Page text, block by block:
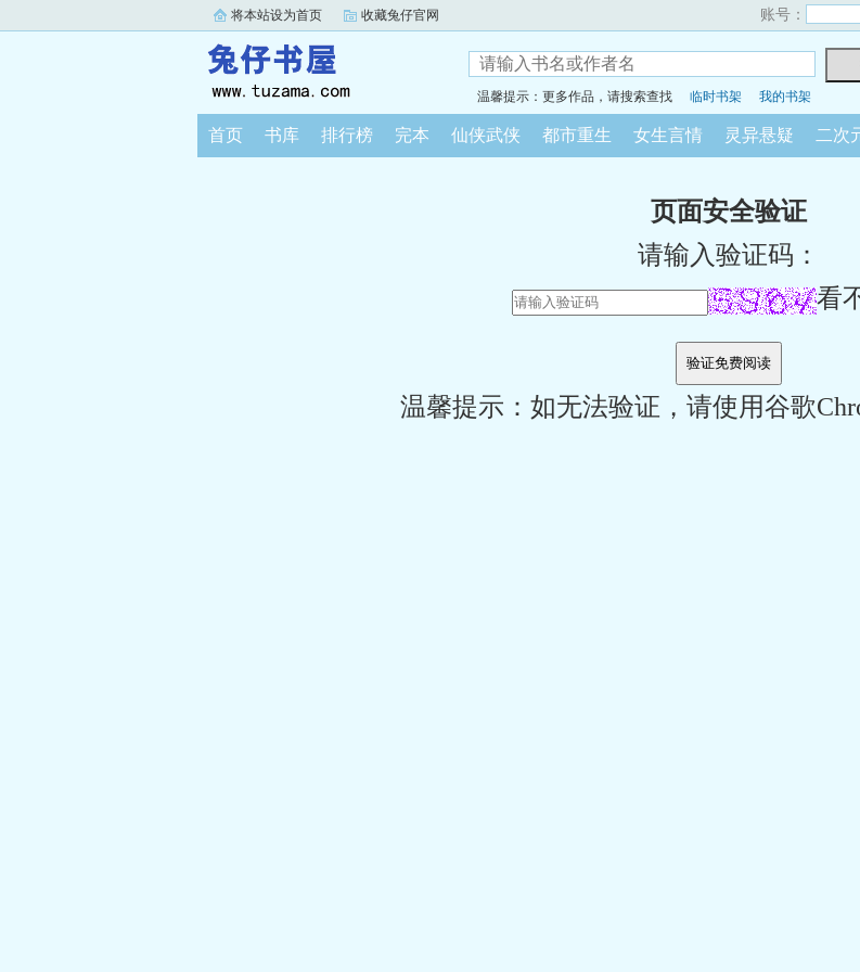
将本站设为首页 收藏兔仔官网 账号：
温馨提示：更多作品，请搜索查找 临时书架 我的书架
首页 书库 排行榜 完本 仙侠武侠 都市重生 女生言情 灵异悬疑 二次
页面安全验证
请输入验证码：
看
温馨提示：如无法验证，请使用谷歌